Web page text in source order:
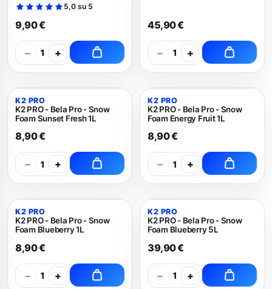
5,0 su 5
9,90 €
− 1 +
45,90 €
− 1 +
K2 PRO
K2 PRO - Bela Pro - Snow
Foam Sunset Fresh 1L
8,90 €
− 1 +
K2 PRO
K2 PRO - Bela Pro - Snow
Foam Energy Fruit 1L
8,90 €
− 1 +
K2 PRO
K2 PRO - Bela Pro - Snow
Foam Blueberry 1L
8,90 €
− 1 +
K2 PRO
K2 PRO - Bela Pro - Snow
Foam Blueberry 5L
39,90 €
− 1 +